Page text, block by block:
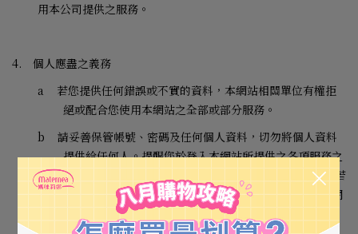
用本公司提供之服務。
4.
個人應盡之義務
a
若您提供任何錯誤或不實的資料，本網站相關單位有權拒
絕或配合您使用本網站之全部或部分服務。
b
請妥善保管帳號、密碼及任何個人資料，切勿將個人資料
提供給任何人。提醒您於登入本網站所提供之各項服務之
網頁後，在離開本網站之前，務必登出
帳號。若
您使用共用或公共電腦，建議使用私密瀏覽，切記要關閉
瀏覽器視窗，以保障您的權益。